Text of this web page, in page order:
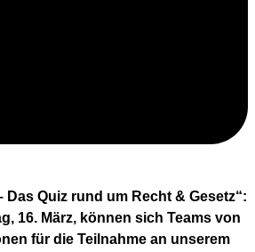
Das Quiz rund um Recht & Gesetz“:
16. März, können sich Teams von
für die Teilnahme an unserem